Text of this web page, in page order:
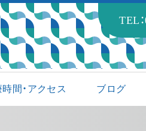
間・アクセス ブログ
TEL